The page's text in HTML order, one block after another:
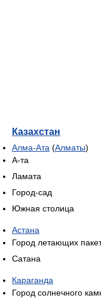
Казахстан
Алма-Ата (Алматы)
А-та
Ламата
Город-сад
Южная столица
Астана
Город летающих
Сатана
Караганда
Город солнечного